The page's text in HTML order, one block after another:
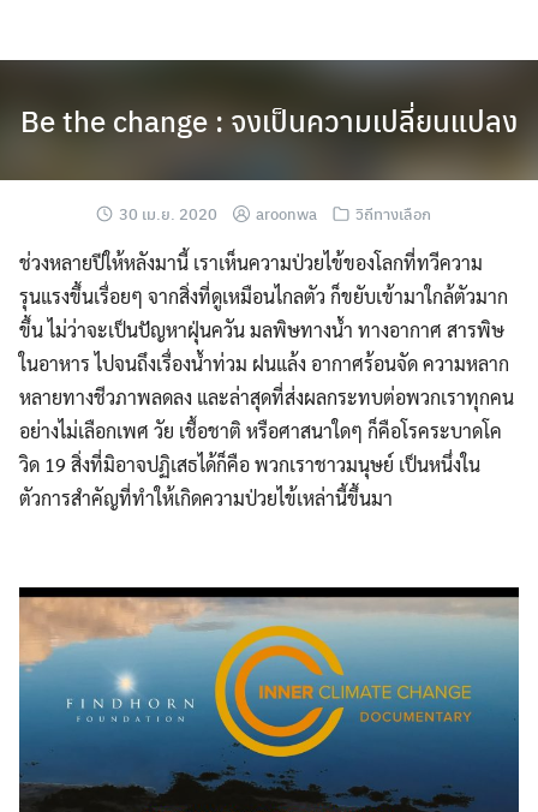
Be the change : จงเป็นความเปลี่ยนแปลง
30 เม.ย. 2020 aroonwa วิถีทางเลือก
ช่วงหลายปีให้หลังมานี้ เราเห็นความป่วยไข้ของโลกที่ทวีความ
รุนแรงขึ้นเรื่อยๆ จากสิ่งที่ดูเหมือนไกลตัว ก็ขยับเข้ามาใกล้ตัวมาก
ขึ้น ไม่ว่าจะเป็นปัญหาฝุ่นควัน มลพิษทางน้ำ ทางอากาศ สารพิษ
ในอาหาร ไปจนถึงเรื่องน้ำท่วม ฝนแล้ง อากาศร้อนจัด ความหลาก
หลายทางชีวภาพลดลง และล่าสุดที่ส่งผลกระทบต่อพวกเราทุกคน
อย่างไม่เลือกเพศ วัย เชื้อชาติ หรือศาสนาใดๆ ก็คือโรคระบาดโค
วิด 19 สิ่งที่มิอาจปฏิเสธได้ก็คือ พวกเราชาวมนุษย์ เป็นหนึ่งใน
ตัวการสำคัญที่ทำให้เกิดความป่วยไข้เหล่านี้ขึ้นมา